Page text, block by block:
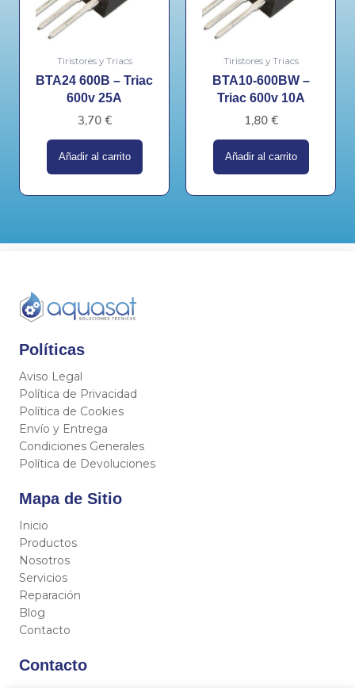
Tiristores y Triacs
BTA24 600B – Triac
600v 25A
3,70 €
Añadir al carrito
Tiristores y Triacs
BTA10-600BW –
Triac 600v 10A
1,80 €
Añadir al carrito
Políticas
Aviso Legal
Política de Privacidad
Política de Cookies
Envío y Entrega
Condiciones Generales
Política de Devoluciones
Mapa de Sitio
Inicio
Productos
Nosotros
Servicios
Reparación
Blog
Contacto
Contacto